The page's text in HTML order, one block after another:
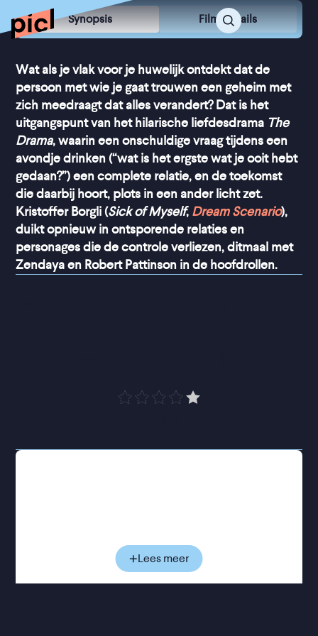
Synopsis Film Details
Wat als je vlak voor je huwelijk ontdekt dat de
persoon met wie je gaat trouwen een geheim met
zich meedraagt dat alles verandert? Dat is het
uitgangspunt van het hilarische liefdesdrama The
Drama, waarin een onschuldige vraag tijdens een
avondje drinken (“wat is het ergste wat je ooit hebt
gedaan?”) een complete relatie, en de toekomst
die daarbij hoort, plots in een ander licht zet.
Kristoffer Borgli (Sick of Myself, Dream Scenario),
duikt opnieuw in ontsporende relaties en
personages die de controle verliezen, ditmaal met
Zendaya en Robert Pattinson in de hoofdrollen.
Charlie en Emma’s huwelijk staat al volledig in de
groeit uit tot een acute emotionele crisis waarin
Charlie plots alles wat hij dacht te weten over zijn
aanstaande vrouw in twijfel trekt. Terwijl de bruiloft
Lees meer